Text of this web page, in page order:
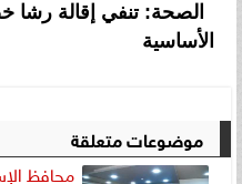
الصحة: تنفي إقالة رشا
الأساسية
موضوعات متعلقة
محافظ